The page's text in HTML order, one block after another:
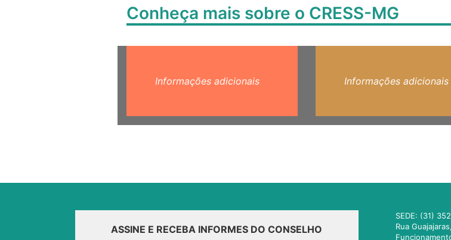
Conheça mais sobre o CRESS-MG
Informações adicionais Informações adicionais
ASSINE E RECEBA INFORMES DO CONSELHO
SEDE: (31)
Rua